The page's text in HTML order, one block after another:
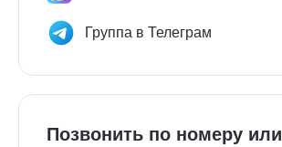
Группа в Телеграм
Позвонить по номеру или